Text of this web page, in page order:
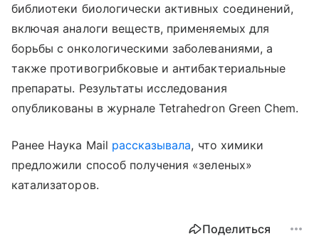
библиотеки биологически активных соединений,
включая аналоги веществ, применяемых для
борьбы с онкологическими заболеваниями, а
также противогрибковые и антибактериальные
препараты. Результаты исследования
опубликованы в журнале Tetrahedron Green Chem.
Ранее Наука Mail рассказывала, что химики
предложили способ получения «зеленых»
катализаторов.
Поделиться